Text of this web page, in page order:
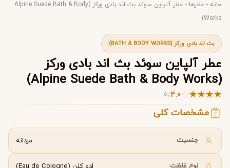
خانه - عطرها -
عطر آلپاین سوئد بث اند بادی ورکز (Alpine Suede Bath & Body
Works)
بث اند بادی ورکز (BATH & BODY WORKS)
عطر آلپاین سوئد بث اند بادی ورکز
(Alpine Suede Bath & Body Works)
★
★
★
★
☆
4.0
/
5
مشخصات کلی
جنسیت مردانه
نوع غلظت ادو کلن (Eau de Cologne)